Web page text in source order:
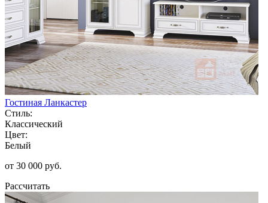
Гостиная Ланкастер
Стиль:
Классический
Цвет:
Белый
от 30 000 руб.
Рассчитать